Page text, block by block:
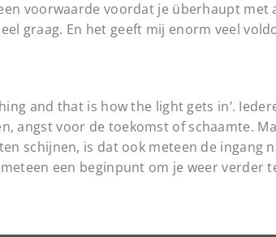
voorwaarde voordat je überhaupt met
graag. En het geeft mij enorm veel
and that is how the light gets in’.
angst voor de toekomst of schaamte.
schijnen, is dat ook meteen de ingang
een beginpunt om je weer verder